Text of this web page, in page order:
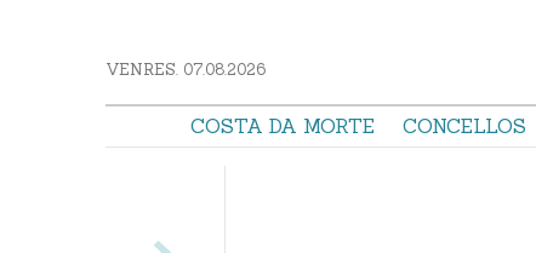
VENRES. 07.08.2026
COSTA DA MORTE CONCELLOS